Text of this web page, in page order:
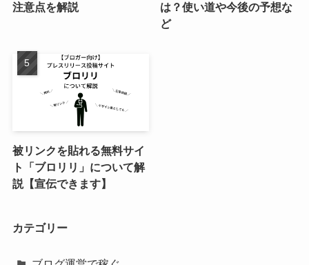
注意点を解説
は？使い道や今後の予想な
ど
被リンクを貼れる無料サイ
ト「ブロリリ」について解
説【宣伝できます】
カテゴリー